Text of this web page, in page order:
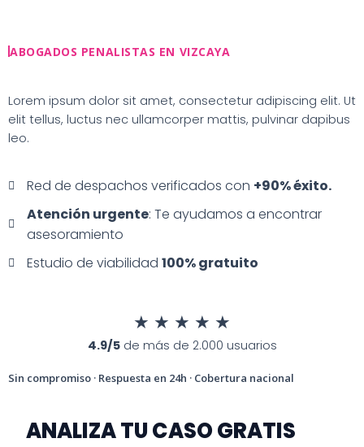
contenido
ABOGADOS PENALISTAS EN VIZCAYA
Lorem ipsum dolor sit amet, consectetur adipiscing elit. Ut
elit tellus, luctus nec ullamcorper mattis, pulvinar dapibus
leo.
Red de despachos verificados con +90% éxito.
Atención urgente: Te ayudamos a encontrar
asesoramiento
Estudio de viabilidad 100% gratuito
★ ★ ★ ★ ★
4.9/5de más de 2.000 usuarios
Sin compromiso · Respuesta en 24h · Cobertura nacional
ANALIZA TU CASO GRATIS